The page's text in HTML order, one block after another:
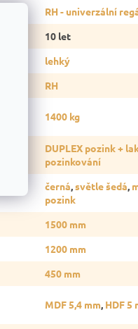
RH - univerzální
10 let
lehký
RH
1400 kg
DUPLEX pozink +
pozinkování
černá,světle šedá,
pozink
1500 mm
1200 mm
450 mm
MDF 5,4 mm, HDF 5